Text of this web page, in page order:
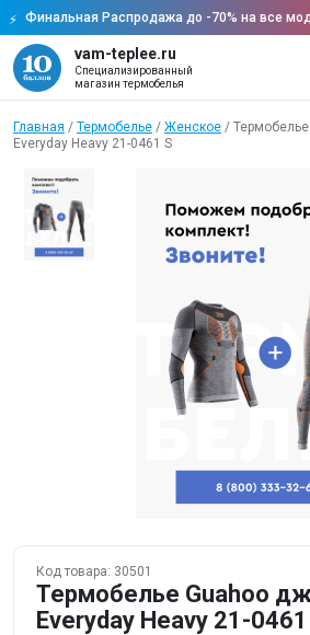
Финальная Распродажа до -70% на все
vam-teplee.ru
Специализированный
магазин термобелья
Главная / Термобелье / Женское /
Everyday Heavy 21-0461 S
Код товара: 30501
Термобелье Guahoo
Everyday Heavy 21-0461